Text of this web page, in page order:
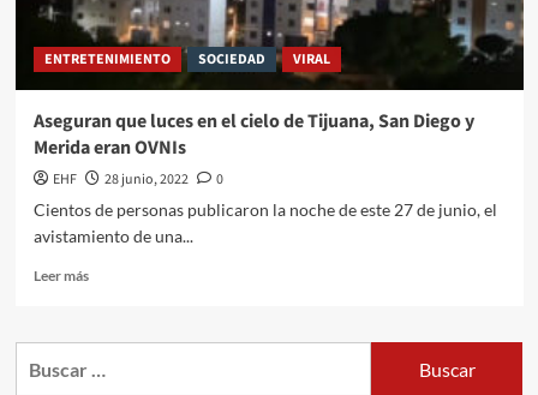
ENTRETENIMIENTO SOCIEDAD VIRAL
Aseguran que luces en el cielo de Tijuana, San Diego y
Merida eran OVNIs
EHF 28 junio, 2022
0
Cientos de personas publicaron la noche de este 27 de junio, el
avistamiento de una...
Leer más